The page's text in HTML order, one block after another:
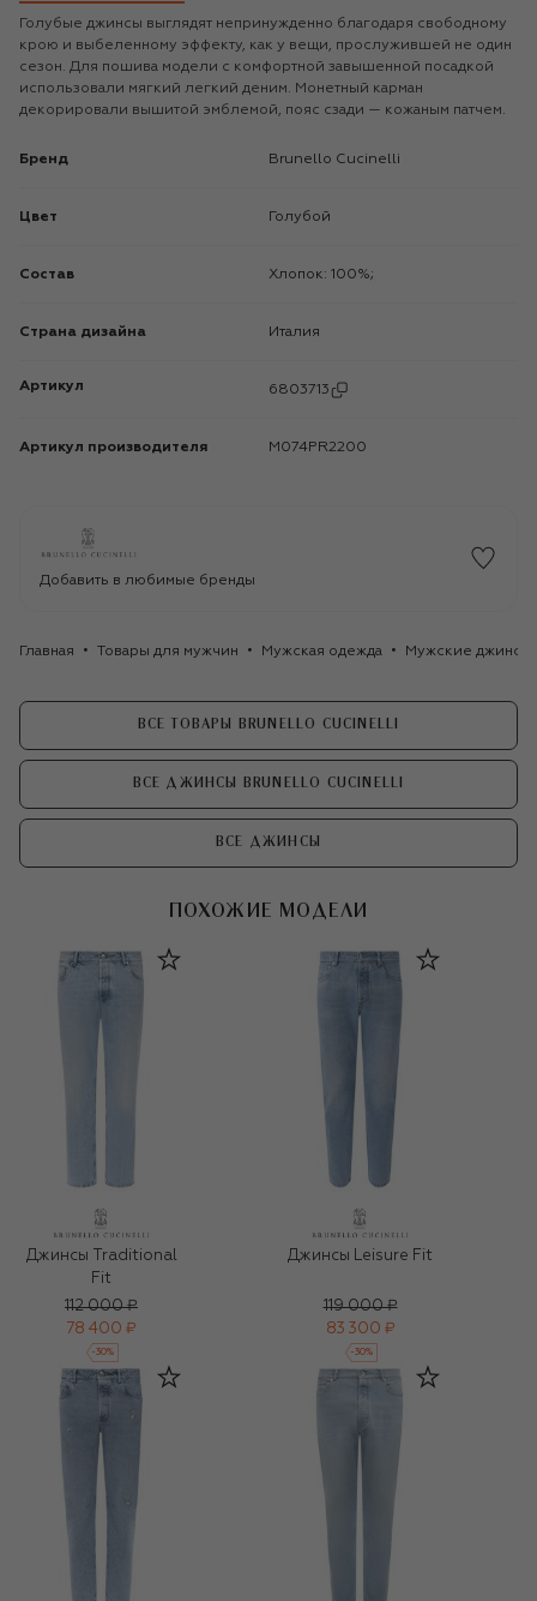
Голубые джинсы выглядят непринужденно благодаря свободному
крою и выбеленному эффекту, как у вещи, прослужившей не один
сезон. Для пошива модели с комфортной завышенной посадкой
использовали мягкий легкий деним. Монетный карман
декорировали вышитой эмблемой, пояс сзади — кожаным патчем.
Бренд Brunello Cucinelli
Цвет Голубой
Состав Хлопок: 100%;
Страна дизайна Италия
Артикул 6803713
Артикул производителя M074PR2200
Добавить в любимые бренды
Главная Товары для мужчин Мужская одежда Мужские джинсы
ВСЕ ТОВАРЫ BRUNELLO CUCINELLI
ВСЕ ДЖИНСЫ BRUNELLO CUCINELLI
ВСЕ ДЖИНСЫ
ПОХОЖИЕ МОДЕЛИ
Джинсы Traditional
Fit
112 000 ₽
78 400 ₽
-30%
Джинсы Leisure Fit
119 000 ₽
83 300 ₽
-30%